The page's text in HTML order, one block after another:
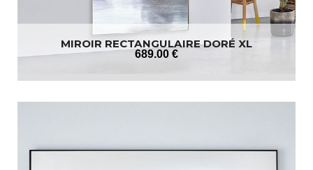
MIROIR RECTANGULAIRE DORÉ XL
689.00 €